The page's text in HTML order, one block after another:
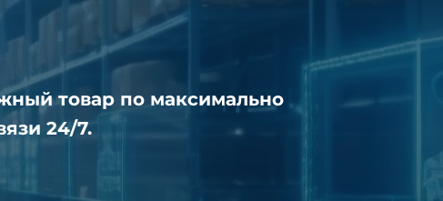
товар по максимально
24/7.